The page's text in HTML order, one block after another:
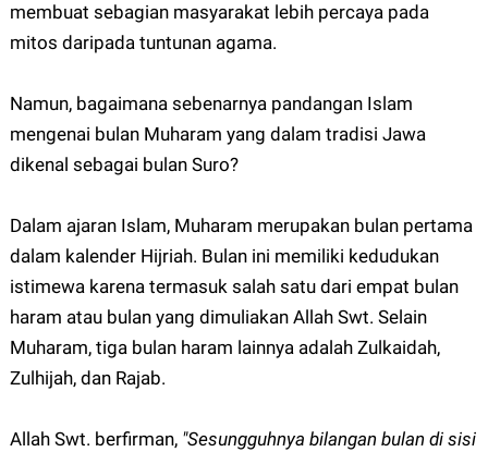
membuat sebagian masyarakat lebih percaya pada
mitos daripada tuntunan agama.
Namun, bagaimana sebenarnya pandangan Islam
mengenai bulan Muharam yang dalam tradisi Jawa
dikenal sebagai bulan Suro?
Dalam ajaran Islam, Muharam merupakan bulan pertama
dalam kalender Hijriah. Bulan ini memiliki kedudukan
istimewa karena termasuk salah satu dari empat bulan
haram atau bulan yang dimuliakan Allah Swt. Selain
Muharam, tiga bulan haram lainnya adalah Zulkaidah,
Zulhijah, dan Rajab.
Allah Swt. berfirman, "Sesungguhnya bilangan bulan di sisi